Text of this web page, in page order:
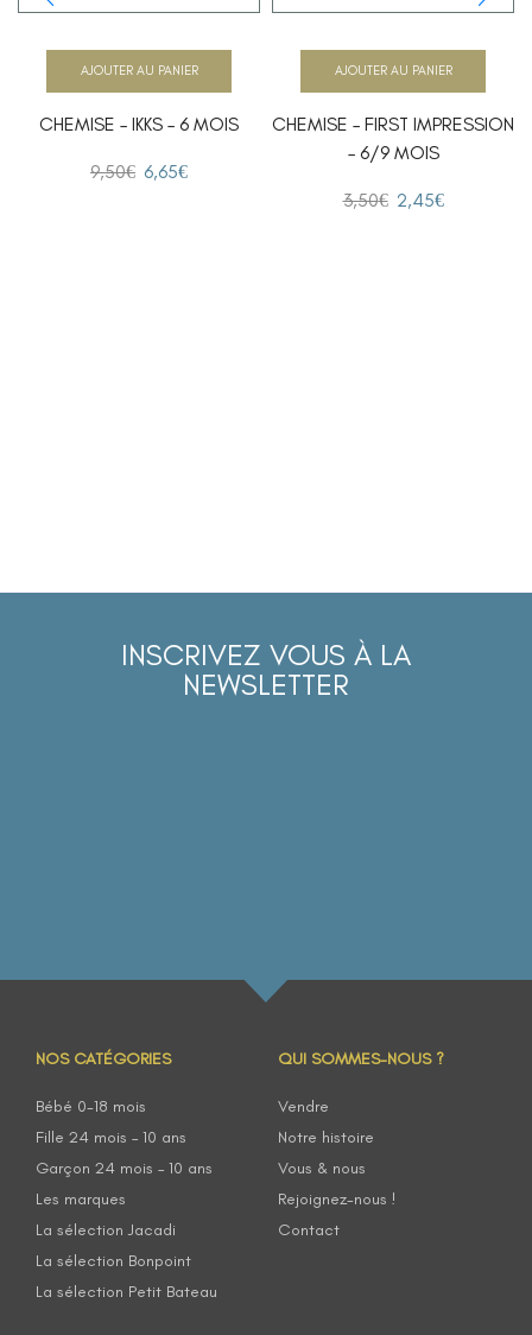
CHEMISE – IKKS – 6 MOIS
9,50€ 6,65€
AJOUTER AU PANIER
CHEMISE – FIRST IMPRESSION
– 6/9 MOIS
3,50€ 2,45€
AJOUTER AU PANIER
INSCRIVEZ VOUS À LA
NEWSLETTER
NOS CATÉGORIES
Bébé 0-18 mois
Fille 24 mois – 10 ans
Garçon 24 mois – 10 ans
Les marques
La sélection Jacadi
La sélection Bonpoint
La sélection Petit Bateau
QUI SOMMES-NOUS ?
Vendre
Notre histoire
Vous & nous
Rejoignez-nous !
Contact